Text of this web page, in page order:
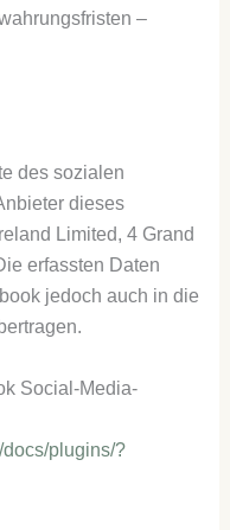
–
des sozialen
dieses
Limited, 4 Grand
erfassten Daten
jedoch auch in die
Social-Media-
plugins/?